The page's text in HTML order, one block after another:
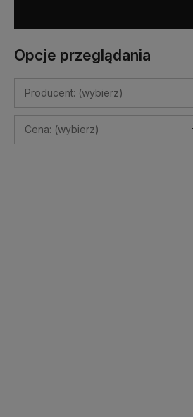
Opcje przeglądania
Producent: (wybierz)
Cena: (wybierz)